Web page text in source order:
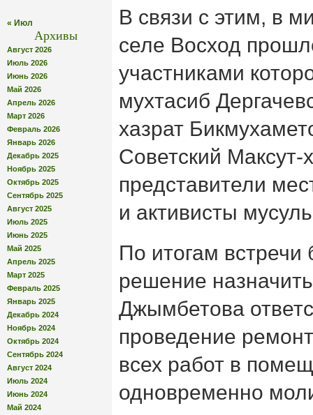
« Июл
Архивы
Август 2026
Июль 2026
Июнь 2026
Май 2026
Апрель 2026
Март 2026
Февраль 2026
Январь 2026
Декабрь 2025
Ноябрь 2025
Октябрь 2025
Сентябрь 2025
Август 2025
Июль 2025
Июнь 2025
Май 2025
Апрель 2025
Март 2025
Февраль 2025
Январь 2025
Декабрь 2024
Ноябрь 2024
Октябрь 2024
Сентябрь 2024
Август 2024
Июль 2024
Июнь 2024
Май 2024
В связи с этим, в
селе Восход
участниками
мухтасиб
хазрат
Советский Максут-
представители
и активисты
По итогам встречи
решение
Джымбетова
проведение
всех работ в
одновременно